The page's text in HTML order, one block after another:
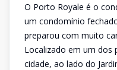
O Porto Royale é o
um condomínio
preparou com muito
Localizado em um dos
cidade, ao lado do